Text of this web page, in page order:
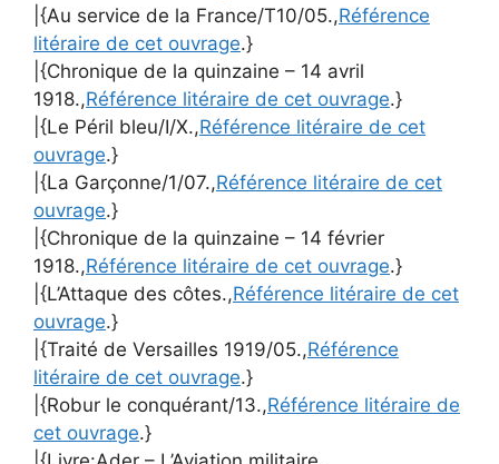
|{Au service de la France/T10/05.,Référence
litéraire de cet ouvrage.}
|{Chronique de la quinzaine – 14 avril
1918.,Référence litéraire de cet ouvrage.}
|{Le Péril bleu/I/X.,Référence litéraire de cet
ouvrage.}
|{La Garçonne/1/07.,Référence litéraire de cet
ouvrage.}
|{Chronique de la quinzaine – 14 février
1918.,Référence litéraire de cet ouvrage.}
|{L’Attaque des côtes.,Référence litéraire de cet
ouvrage.}
|{Traité de Versailles 1919/05.,Référence
litéraire de cet ouvrage.}
|{Robur le conquérant/13.,Référence litéraire de
cet ouvrage.}